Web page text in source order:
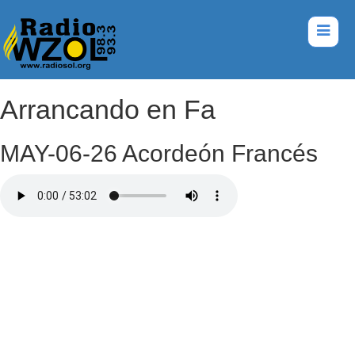
Arrancando en Fa
MAY-06-26 Acordeón Francés